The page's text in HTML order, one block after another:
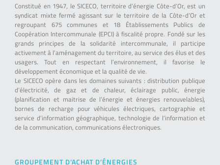
Constitué en 1947, le SICECO, territoire d’énergie Côte-d’Or, est un
syndicat mixte fermé agissant sur le territoire de la Côte-d’Or et
regroupant 675 communes et 18 Établissements Publics de
Coopération Intercommunale (EPCI) à fiscalité propre. Fondé sur les
grands principes de la solidarité intercommunale, il participe
activement à l’aménagement du territoire, au service des élus et des
usagers. Tout en respectant l’environnement, il favorise le
développement économique et la qualité de vie.
Le SICECO opère dans les domaines suivants : distribution publique
d’électricité, de gaz et de chaleur, éclairage public, énergie
(planification et maitrise de l’énergie et énergies renouvelables),
bornes de recharge pour véhicules électriques, cartographie et
service d’information géographique, technologie de l’information et
de la communication, communications électroniques.
GROUPEMENT D’ACHAT D’ÉNERGIES